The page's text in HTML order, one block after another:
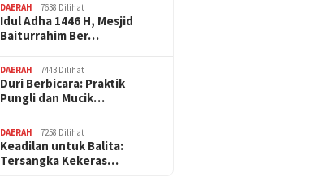
DAERAH 7638 Dilihat
Idul Adha 1446 H, Mesjid
Baiturrahim Ber…
DAERAH 7443 Dilihat
Duri Berbicara: Praktik
Pungli dan Mucik…
DAERAH 7258 Dilihat
Keadilan untuk Balita:
Tersangka Kekeras…